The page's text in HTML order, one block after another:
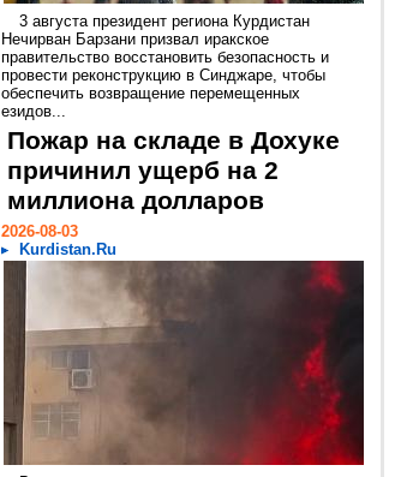
3 августа президент региона Курдистан
Нечирван Барзани призвал иракское
правительство восстановить безопасность и
провести реконструкцию в Синджаре, чтобы
обеспечить возвращение перемещенных
езидов...
Пожар на складе в Дохуке
причинил ущерб на 2
миллиона долларов
2026-08-03
Kurdistan.Ru